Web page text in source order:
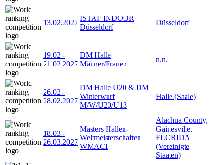
13.02.2027
ISTAF INDOOR
Düsseldorf
Düsseldorf
19.02 -
21.02.2027
DM Halle
Männer/Frauen
n.n.
26.02 -
28.02.2027
DM Halle U20 & DM
Winterwurf
M/W/U20/U18
Halle (Saale)
18.03 -
26.03.2027
Masters Hallen-
Weltmeisterschaften
WMACI
Alachua County,
Gainesville,
FLORIDA
(Vereinigte
Staaten)